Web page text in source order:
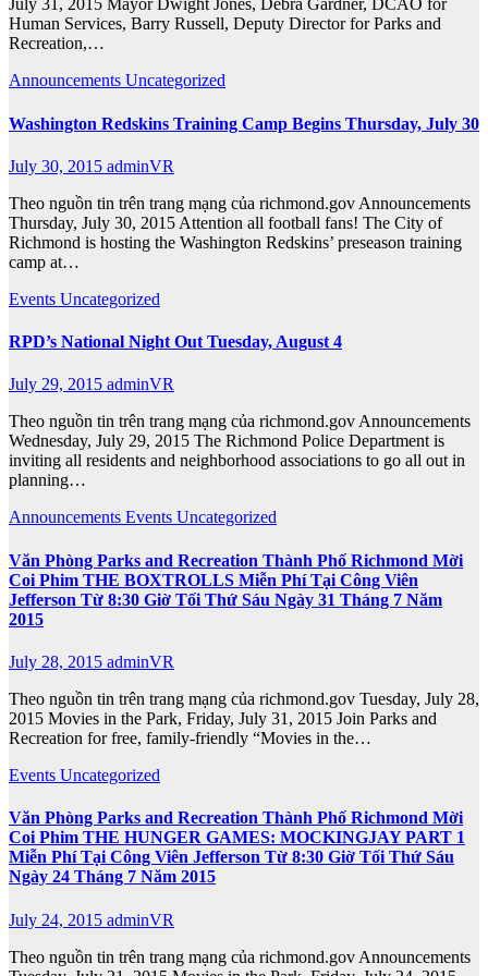
July 31, 2015 Mayor Dwight Jones, Debra Gardner, DCAO for
Human Services, Barry Russell, Deputy Director for Parks and
Recreation,…
Announcements Uncategorized
Washington Redskins Training Camp Begins Thursday, July 30
July 30, 2015 adminVR
Theo nguồn tin trên trang mạng của richmond.gov Announcements
Thursday, July 30, 2015 Attention all football fans! The City of
Richmond is hosting the Washington Redskins’ preseason training
camp at…
Events Uncategorized
RPD’s National Night Out Tuesday, August 4
July 29, 2015 adminVR
Theo nguồn tin trên trang mạng của richmond.gov Announcements
Wednesday, July 29, 2015 The Richmond Police Department is
inviting all residents and neighborhood associations to go all out in
planning…
Announcements Events Uncategorized
Văn Phòng Parks and Recreation Thành Phố Richmond Mời
Coi Phim THE BOXTROLLS Miễn Phí Tại Công Viên
Jefferson Từ 8:30 Giờ Tối Thứ Sáu Ngày 31 Tháng 7 Năm
2015
July 28, 2015 adminVR
Theo nguồn tin trên trang mạng của richmond.gov Tuesday, July 28,
2015 Movies in the Park, Friday, July 31, 2015 Join Parks and
Recreation for free, family-friendly “Movies in the…
Events Uncategorized
Văn Phòng Parks and Recreation Thành Phố Richmond Mời
Coi Phim THE HUNGER GAMES: MOCKINGJAY PART 1
Miễn Phí Tại Công Viên Jefferson Từ 8:30 Giờ Tối Thứ Sáu
Ngày 24 Tháng 7 Năm 2015
July 24, 2015 adminVR
Theo nguồn tin trên trang mạng của richmond.gov Announcements